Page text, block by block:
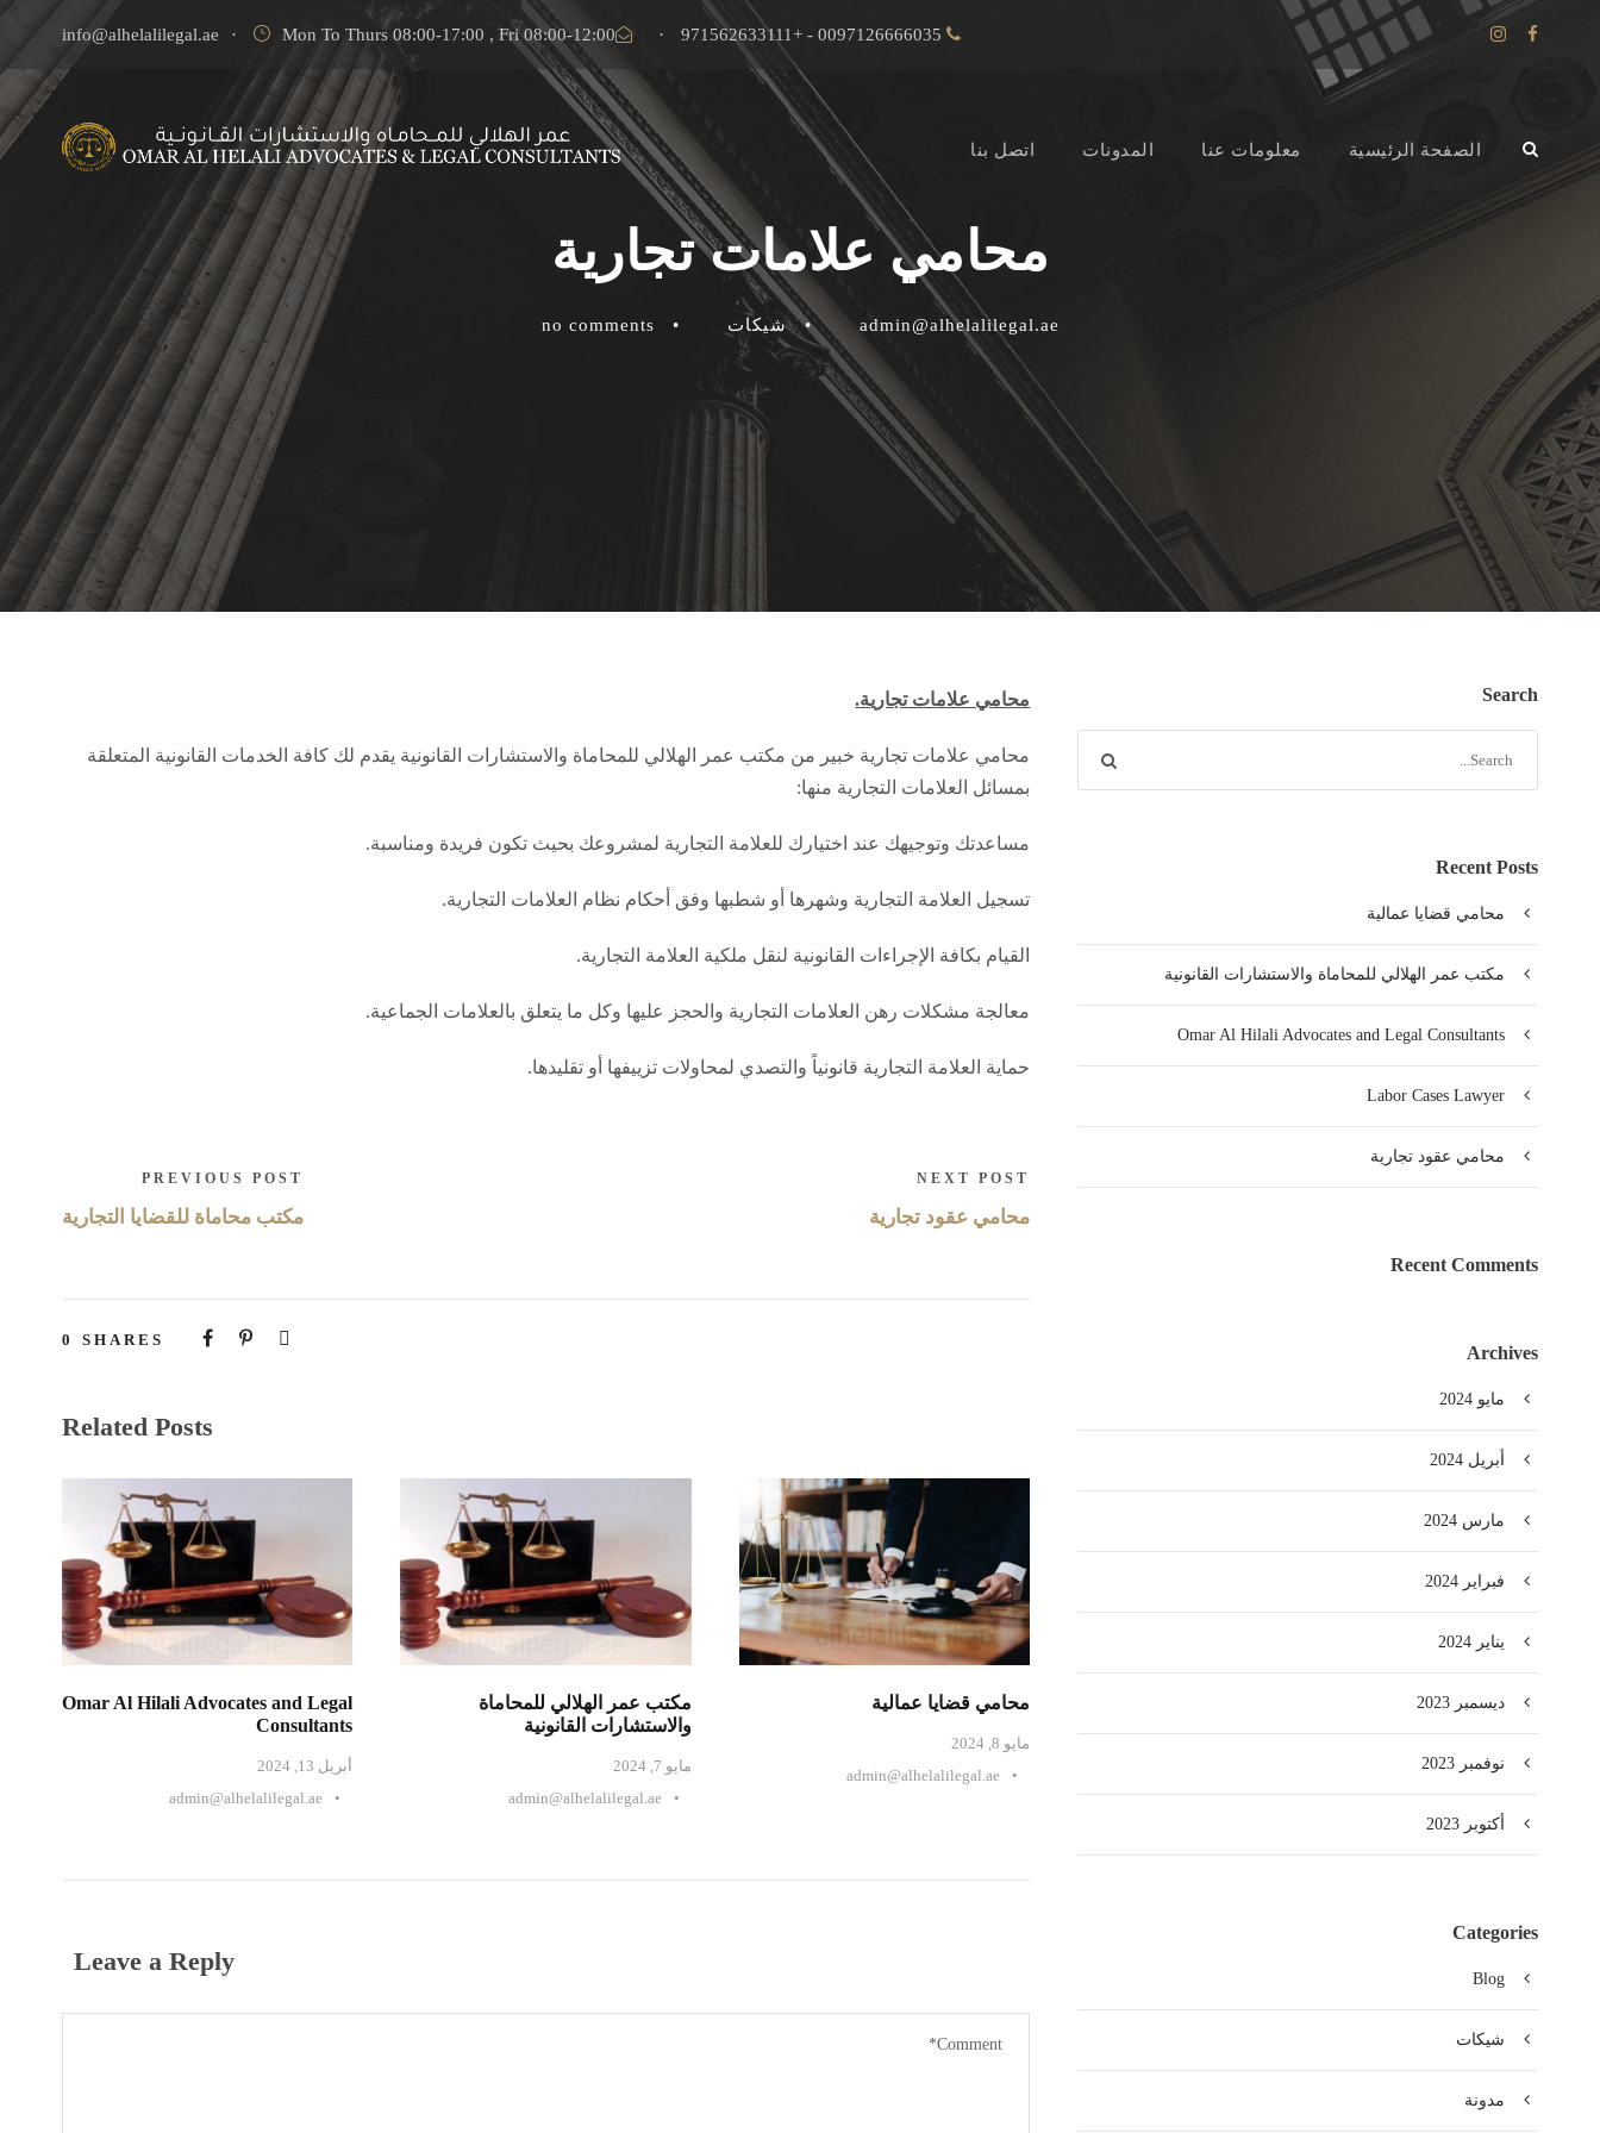
0097126666035
-
+971562633111
·
info@alhelalilegal.ae · Mon To Thurs 08:00-17:00 , Fri 08:00-12:00
الصفحة الرئيسية معلومات عنا المدونات اتصل بنا
محامي علامات تجارية
admin@alhelalilegal.ae
• شيكات •
no comments
محامي علامات تجارية.
محامي علامات تجارية خبير من مكتب عمر الهلالي للمحاماة والاستشارات القانونية يقدم لك كافة الخدمات القانونية المتعلقة
بمسائل العلامات التجارية منها:
مساعدتك وتوجيهك عند اختيارك للعلامة التجارية لمشروعك بحيث تكون فريدة ومناسبة.
تسجيل العلامة التجارية وشهرها أو شطبها وفق أحكام نظام العلامات التجارية.
القيام بكافة الإجراءات القانونية لنقل ملكية العلامة التجارية.
معالجة مشكلات رهن العلامات التجارية والحجز عليها وكل ما يتعلق بالعلامات الجماعية.
حماية العلامة التجارية قانونياً والتصدي لمحاولات تزييفها أو تقليدها.
PREVIOUS POST
مكتب محاماة للقضايا التجارية
NEXT POST
محامي عقود تجارية
0 SHARES
Related Posts
محامي قضايا عمالية
مايو 8, 2024
•
admin@alhelalilegal.ae
مكتب عمر الهلالي للمحاماة
والاستشارات القانونية
مايو 7, 2024
•
admin@alhelalilegal.ae
Omar Al Hilali Advocates and Legal
Consultants
أبريل 13, 2024
•
admin@alhelalilegal.ae
Leave a Reply
Search
Recent Posts
محامي قضايا عمالية
مكتب عمر الهلالي للمحاماة والاستشارات القانونية
Omar Al Hilali Advocates and Legal Consultants
Labor Cases Lawyer
محامي عقود تجارية
Recent Comments
Archives
مايو 2024
أبريل 2024
مارس 2024
فبراير 2024
يناير 2024
ديسمبر 2023
نوفمبر 2023
أكتوبر 2023
Categories
Blog
شيكات
مدونة